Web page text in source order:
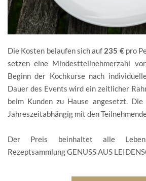
Die Kosten belaufen sich auf 235 €pro
setzen eine Mindestteilnehmerzahl
Beginn der Kochkurse nach
Dauer des Events wird ein zeitlicher
beim Kunden zu Hause angesetzt. Die
Jahreszeitabhängig mit den
Der Preis beinhaltet alle
Rezeptsammlung GENUSS AUS